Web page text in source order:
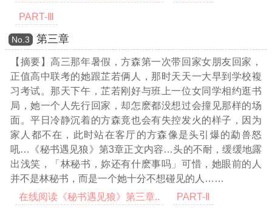
PART-Ⅲ
Νο.3 第三章
【摘要】高三那年暑假，方森第一次带回家女朋友回家，
正值高中联考的她跟芷若俩人，那时天天一大早到学校複
习考试。那天下午，芷若刚好与班上一位女同学相约逛书
局，她一个人先行回家，却怎麽都没想过会撞见那样的场
面。平日冷静沉着的方森竟也会有失控发火的样子，因为
家人都不在，此时站在客厅的方森像是头引爆的勐兽怒
吼…《秘书遇见狼》第3章正文内容…头的不耐，缓缓地露
出浅笑，「林秘书，妳还有什麽事吗」可惜，她眼前的人
并不是林秘书，而是一个她十分不想碰见的人……
在线阅读《秘书遇见狼》第三章..
PART-Ⅱ